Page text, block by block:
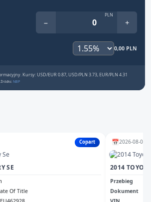
−
PLN
+
0,00 PLN
Kursy: USD/EUR 0.87, USD/PLN 3.73, EUR/PLN 4.31
NBP
Copart
SE
Of Title
📅2026-08-07
2014
Przebieg
Dokument